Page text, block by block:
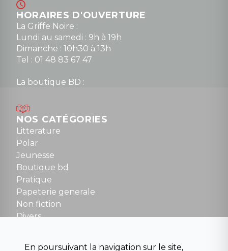
HORAIRES D'OUVERTURE
La Griffe Noire :
Lundi au samedi : 9h à 19h
Dimanche : 10h30 à 13h
Tel : 01 48 83 67 47
La boutique BD :
Mardi au samedi : 10h à 13h / 14h à 19h
Dimanche : 10h30 à 12h30
Tel : 01 48 89 13 88
Fermé le dimanche en Juillet et Août
NOUS CONTACTER
contact@la-griffe-noire.com
NOS CATÉGORIES
Litterature
Polar
Jeunesse
Boutique bd
Pratique
Papeterie generale
Non fiction
Divers
En poursuivant la navigation sur le site,